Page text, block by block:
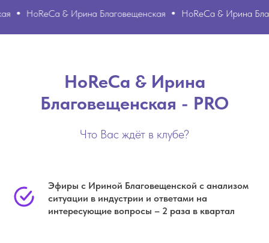
HoReCa & Ирина Благовещенская HoReCa & Ирина
HoReCa & Ирина
Благовещенская - PRO
Что Вас ждёт в клубе?
Эфиры с Ириной Благовещенской с анализом
ситуации в индустрии и ответами на
интересующие вопросы – 2 раза в квартал